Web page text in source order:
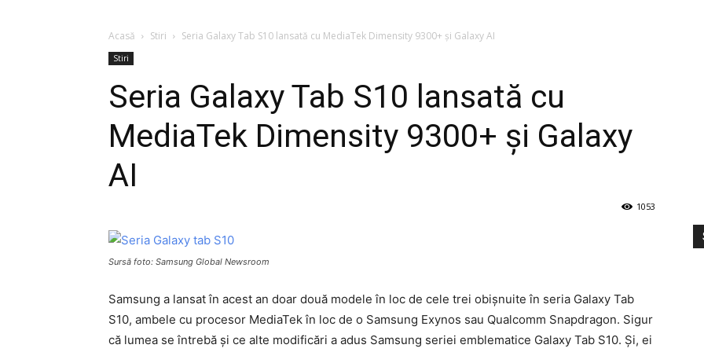
Acasă Stiri Seria Galaxy Tab S10 lansată cu MediaTek Dimensity 9300+ și Galaxy AI
Stiri
Seria Galaxy Tab S10 lansată cu
MediaTek Dimensity 9300+ și Galaxy
AI
1053
Sursă foto: Samsung Global Newsroom
Samsung a lansat în acest an doar două modele în loc de cele trei obișnuite în seria Galaxy Tab
S10, ambele cu procesor MediaTek în loc de o Samsung Exynos sau Qualcomm Snapdragon. Sigur
că lumea se întrebă și ce alte modificări a adus Samsung seriei emblematice Galaxy Tab S10. Și, ei